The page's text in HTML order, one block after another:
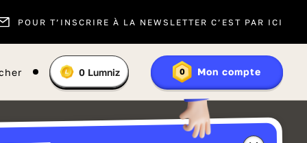
POUR T’INSCRIRE À LA NEWSLETTER C’EST PAR ICI
En
savoir
plus
les
Vous
:
0 Lumniz 0 Mon compte